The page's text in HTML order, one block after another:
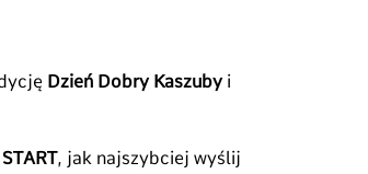
Dzień Dobry Kaszuby i
, jak najszybciej wyślij